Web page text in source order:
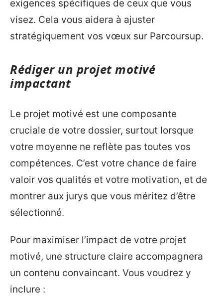
exigences spécifiques de ceux que vous
visez. Cela vous aidera à ajuster
stratégiquement vos vœux sur Parcoursup.
Rédiger un projet motivé
impactant
Le projet motivé est une composante
cruciale de votre dossier, surtout lorsque
votre moyenne ne reflète pas toutes vos
compétences. C’est votre chance de faire
valoir vos qualités et votre motivation, et de
montrer aux jurys que vous méritez d’être
sélectionné.
Pour maximiser l’impact de votre projet
motivé, une structure claire accompagnera
un contenu convaincant. Vous voudrez y
inclure :